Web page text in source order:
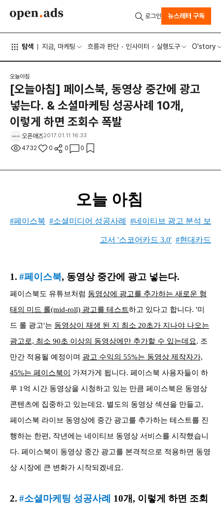
탐색 지금, 마케팅 흐름과 판단 인사이터 실행도구 O'story
로그인 뉴스레터 구독
오늘아침
[오늘아침] 페이스북, 동영상 중간에 광고
넣는다. & 소셜마케팅 성공사례 10개,
이렇게 하면 조회수 폭발
오픈애즈2017.01.11 16:33
4732 0 0 0
오늘 아침
#페이스북 #소셜미디어 성공사례 #네이티브 광고 분석 보
고서 '스코어카드 3.0' #현대카드
1. #페이스북, 동영상 중간에 광고 넣는다.
페이스북도 유튜브처럼 동영상에 광고를 추가하는 새로운 형
태의 미드 롤(mid-roll) 광고를 테스트하고 있다고 합니다. '미
드 롤 광고'는 동영상이 재생 된 지 최소 20초가 지나야 나오는
광고로, 최소 90초 이상의 동영상에만 추가할 수 있는데요. 조
만간 적용될 예정이며 광고 수익의 55%는 동영상 제작자가,
45%는 페이스북이 가져가게 됩니다. 페이스북 사용자들이 하
루 1억 시간 동영상을 시청하고 있는 만큼 페이스북은 동영상
콘텐츠에 집중하고 있는데요. 별도의 동영상 섹션을 만들고,
페이스북 라이브 동영상에 중간 광고를 추가하는 테스트를 진
행하는 한편, 작년에는 네이티브 동영상 서비스를 시작했습니
다. 페이스북이 동영상 중간 광고를 본격적으로 적용하면 동영
상 시장에 큰 변화가 시작되겠네요.
2. #소셜마케팅 성공사례 10개, 이렇게 하면 조회